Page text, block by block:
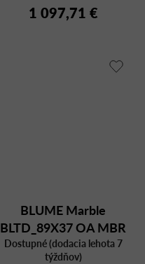
1 097,71 €
BLUME Marble
BLTD_89X37 OA MBR
Dostupné (dodacia lehota 7
týždňov)